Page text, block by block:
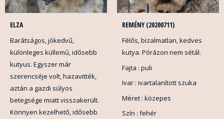
ELZA
Barátságos, jókedvű,
különleges küllemű, idősebb
kutyus. Egyszer már
szerencséje volt, hazavitték,
aztán a gazdi súlyos
betegsége miatt visszakerült.
Könnyen kezelhető, idősebb
REMÉNY (20200711)
Félős, bizalmatlan, kedves
kutya. Pórázon nem sétál.
Fajta : puli
Ivar : ivartalanított szuka
Méret : közepes
Szín : fehér